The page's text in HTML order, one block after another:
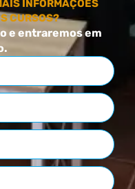
INFORMAÇÕES
CURSOS?
e entraremos em